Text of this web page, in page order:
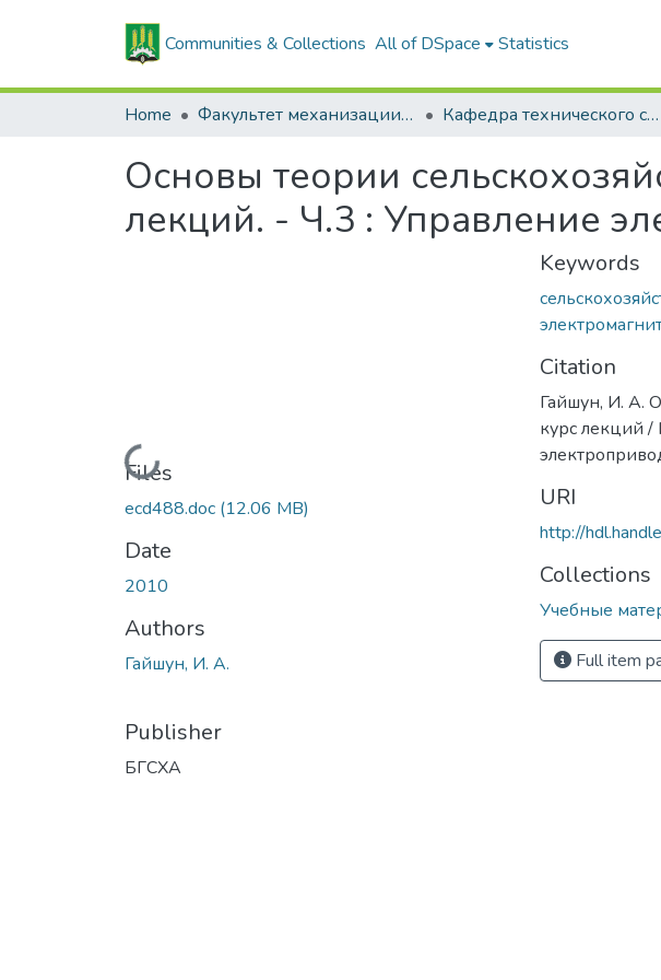
Communities & Collections All of DSpace Statistics
Home Факультет механизации сельского хозяйства Кафедра технического сервиса и общих инженерных дисциплин
Основы теории
лекций. - Ч.3 : Управление
Loading...
Files
ecd488.doc (12.06 MB)
Date
2010
Authors
Гайшун, И. А.
Publisher
БГСХА
Keywords
Citation
Гайшун, И. А.
курс лекций /
URI
http://
Collections
Учебные
Full item